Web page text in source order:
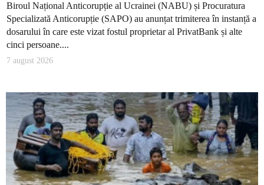
Biroul Național Anticorupție al Ucrainei (NABU) și Procuratura
Specializată Anticorupție (SAPO) au anunțat trimiterea în instanță a
dosarului în care este vizat fostul proprietar al PrivatBank și alte
cinci persoane....
7 august 2026